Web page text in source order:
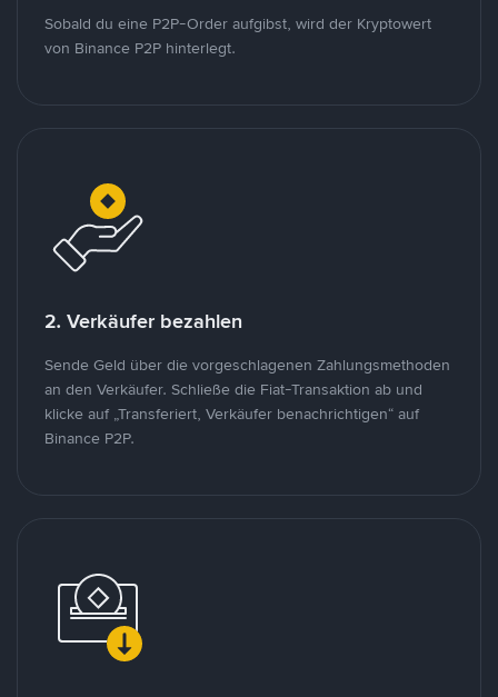
Sobald du eine P2P-Order aufgibst, wird der Kryptowert
von Binance P2P hinterlegt.
2. Verkäufer bezahlen
Sende Geld über die vorgeschlagenen Zahlungsmethoden
an den Verkäufer. Schließe die Fiat-Transaktion ab und
klicke auf „Transferiert, Verkäufer benachrichtigen“ auf
Binance P2P.